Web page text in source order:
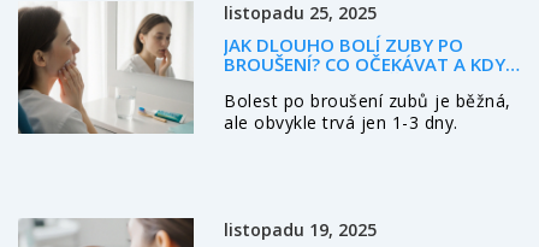
opravu poškození. Proces zahrnuje
několik fází, včetně přípravy zubů,
výroby fazet a jejich aplikace.
Zjistěte, co očekávat během každé
fáze a jaké jsou výhody této
populární kosmetické léčby.
listopadu 25, 2025
JAK DLOUHO BOLÍ ZUBY PO
BROUŠENÍ? CO OČEKÁVAT A KDY
Bolest po broušení zubů je běžná,
ale obvykle trvá jen 1-3 dny.
listopadu 19, 2025